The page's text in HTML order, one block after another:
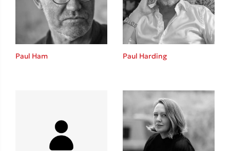
Sebastian Fitzek
Playlist
Στέφανος Ξενάκης
Paul Ham Paul Harding